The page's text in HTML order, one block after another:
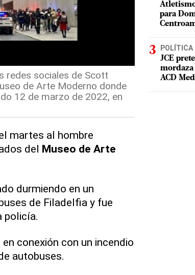
redes sociales de Scott
de Arte Moderno donde
12 de marzo de 2022, en
martes al hombre
del Museo de Arte
durmiendo en un
de Filadelfia y fue
policía.
conexión con un incendio
autobuses.
para
POLÍTICA
JCE
ACD